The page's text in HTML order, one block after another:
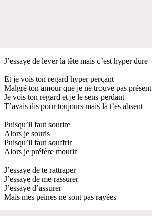
J’essaye de lever la tête mais c’est hyper dure
Et je vois ton regard hyper perçant
Malgré ton amour que je ne trouve pas présent
Je vois ton regard et je le sens perdant
T’avais dis pour toujours mais là t’es absent
Puisqu’il faut sourire
Alors je souris
Puisqu’il faut souffrir
Alors je préfère mourir
J’essaye de te rattraper
J’essaye de me rassurer
J’essaye d’assurer
Mais mes peines ne sont pas rayées